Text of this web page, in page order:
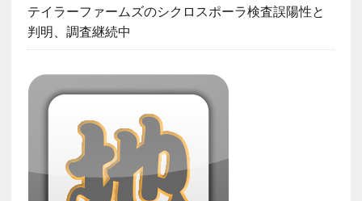
テイラーファームズのシクロスポーラ検査誤陽性と
判明、調査継続中